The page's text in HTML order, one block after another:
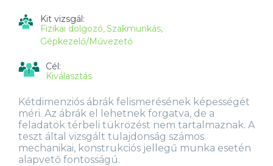
Kit vizsgál:
Fizikai dolgozó Szakmunkás
Gépkezelő/Művezető
Cél:
Kiválasztás
Kétdimenziós ábrák felismerésének képességét
méri. Az ábrák el lehetnek forgatva, de a
feladatok térbeli tükrözést nem tartalmaznak. A
teszt által vizsgált tulajdonság számos
mechanikai, konstrukciós jellegű munka esetén
alapvető fontosságú.